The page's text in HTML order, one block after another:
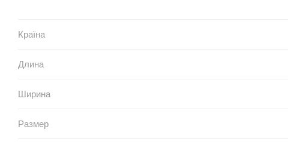
Країна
Длина
Ширина
Размер